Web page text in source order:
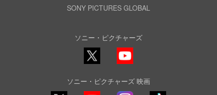
SONY PICTURES GLOBAL
ソニー・ピクチャーズ
ソニー・ピクチャーズ 映画